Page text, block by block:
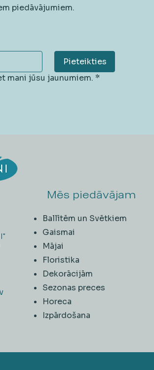
piedāvājumiem.
Pieteikties
mani jūsu jaunumiem. *
Mēs piedāvājam
Ballītēm un Svētkiem
Gaismai
Mājai
Floristika
Dekorācijām
Sezonas preces
Horeca
​Izpārdošana